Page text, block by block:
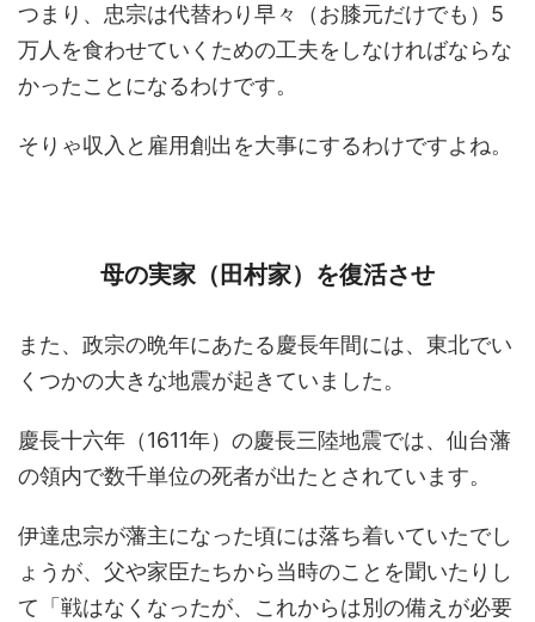
つまり、忠宗は代替わり早々（お膝元だけでも）5
万人を食わせていくための工夫をしなければならな
かったことになるわけです。
そりゃ収入と雇用創出を大事にするわけですよね。
母の実家（田村家）を復活させ
また、政宗の晩年にあたる慶長年間には、東北でい
くつかの大きな地震が起きていました。
慶長十六年（1611年）の慶長三陸地震では、仙台藩
の領内で数千単位の死者が出たとされています。
伊達忠宗が藩主になった頃には落ち着いていたでし
ょうが、父や家臣たちから当時のことを聞いたりし
て「戦はなくなったが、これからは別の備えが必要